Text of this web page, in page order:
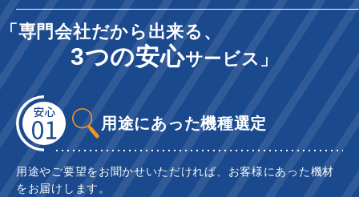
「専門会社だから出来る、
3つの安心サービス」
用途にあった機種選定
用途やご要望をお聞かせいただければ、お客様にあった機材
をお届けします。